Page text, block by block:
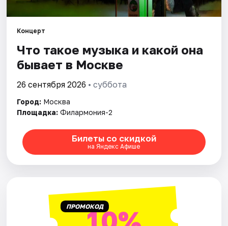
Города
Площадки
Рейтинги
Концерт
Что такое музыка и какой она
бывает в Москве
26 сентября 2026 • суббота
Город: Москва
Площадка: Филармония-2
Билеты со скидкой
на Яндекс Афише
ПРОМОКОД